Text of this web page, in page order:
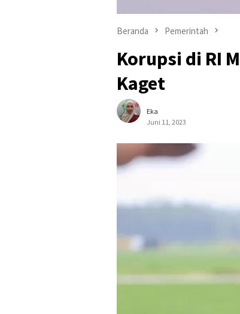
Beranda Pemerintah
Korupsi di RI
Kaget
Eka
Juni 11, 2023